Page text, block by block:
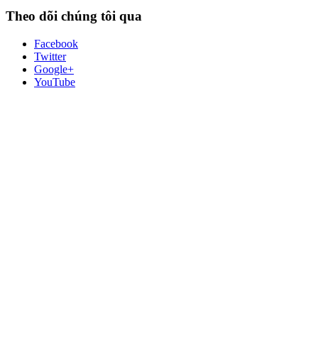
Theo dõi chúng tôi qua
Facebook
Twitter
Google+
YouTube